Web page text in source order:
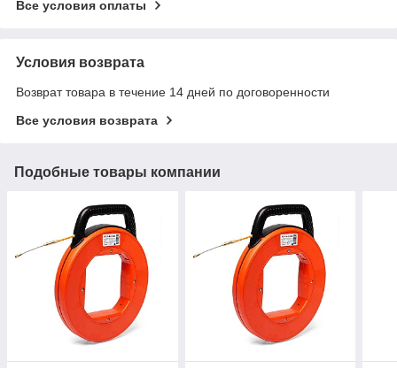
Все условия оплаты
Условия возврата
Возврат товара в течение 14 дней по договоренности
Все условия возврата
Подобные товары компании